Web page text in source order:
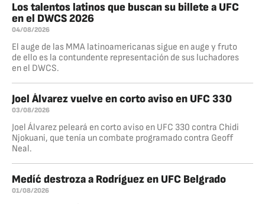
Los talentos latinos que buscan su billete a UFC
en el DWCS 2026
04/08/2026
El auge de las MMA latinoamericanas sigue en auge y fruto
de ello es la contundente representación de sus luchadores
en el DWCS.
Joel Álvarez vuelve en corto aviso en UFC 330
03/08/2026
Joel Álvarez peleará en corto aviso en UFC 330 contra Chidi
Njokuani, que tenía un combate programado contra Geoff
Neal.
Medíć destroza a Rodríguez en UFC Belgrado
01/08/2026